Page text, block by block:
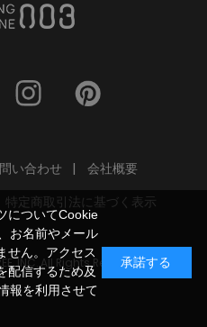
い合わせ
会社概要
特定商取引法に基づく表示
INC. All Rights Reserved.
についてCookie
お名前やメール
せん。アクセス
配信するため及
報を利用させて
承諾する